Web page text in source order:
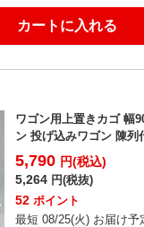
ワゴン用上置きカゴ 幅
ン 投げ込みワゴン 陳列
スケット...
5,790 円(税込)
5,264 円(税抜)
52 ポイント
最短 08/25(火) お届け予